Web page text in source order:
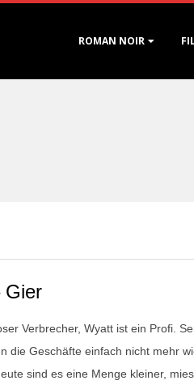
ROMAN NOIR
Gier
Verbrecher, Wyatt ist ein Profi.
die Geschäfte einfach nicht mehr
sind es eine Menge kleiner,